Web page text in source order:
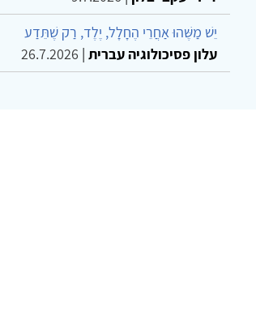
יֵשׁ מַשֶּׁהוּ אַחֲרֵי הֶחָלָל, יֶלֶד, רַק שֶׁתֵּדַע
עלון פסיכולוגיה עברית |
26.7.2026